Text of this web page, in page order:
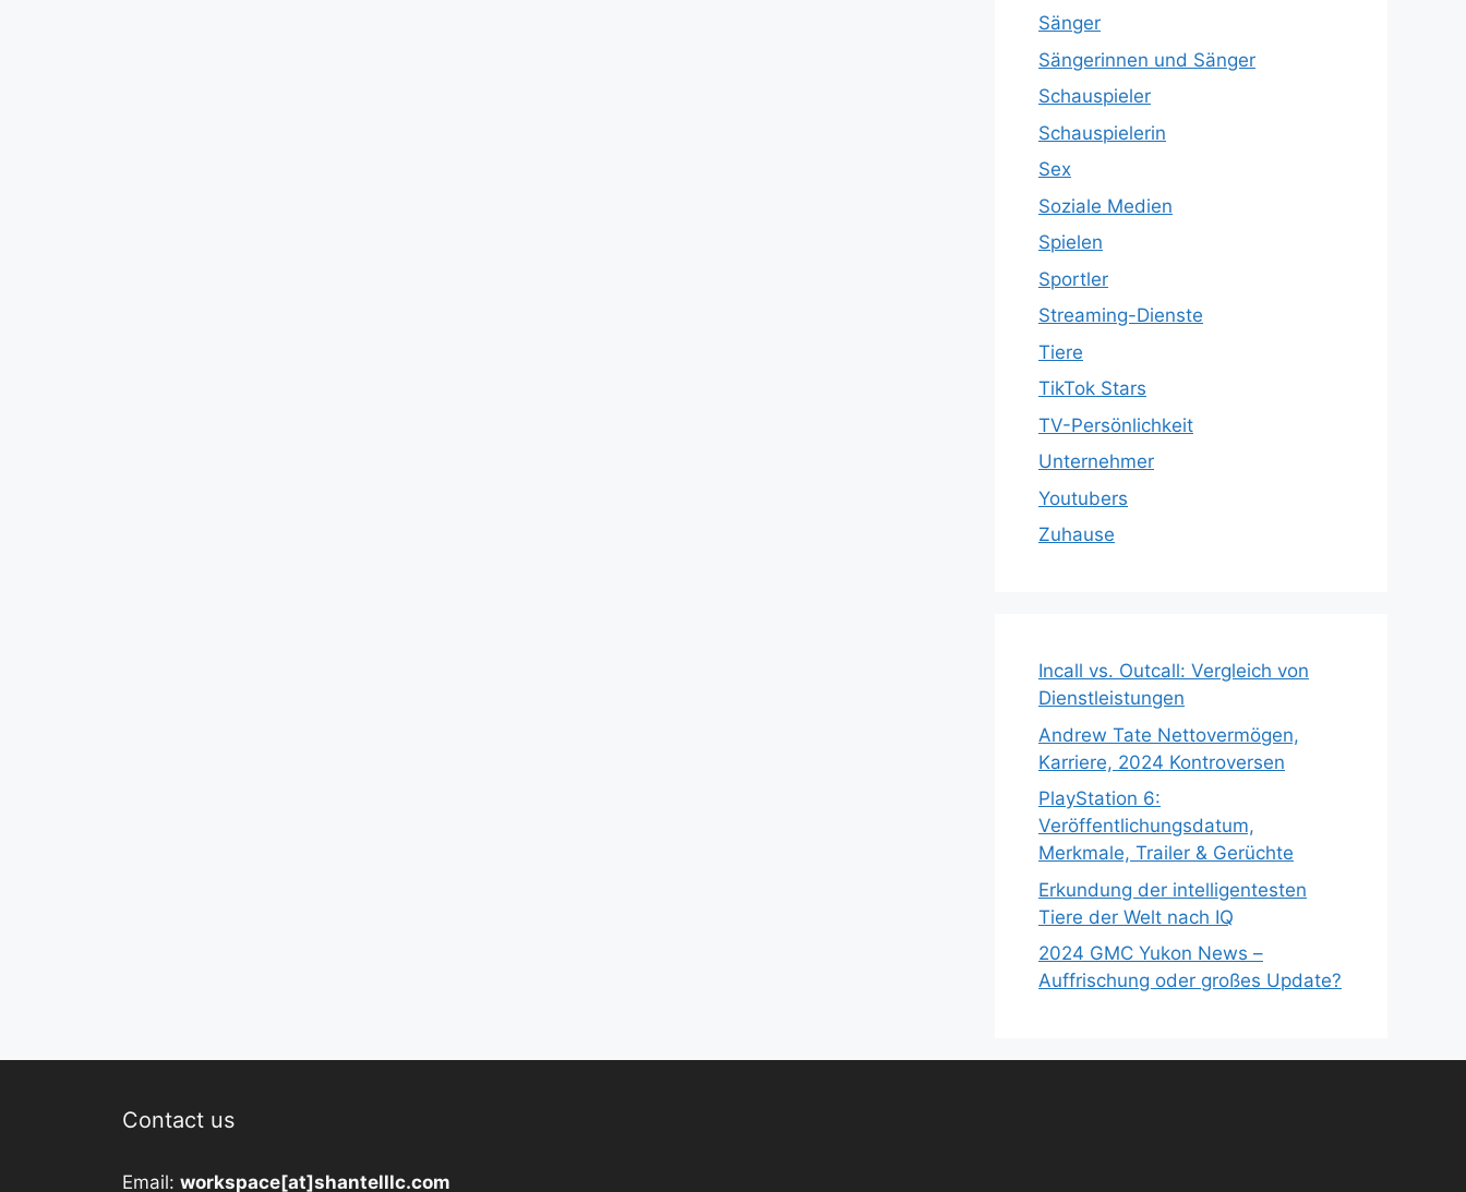
Sänger
Sängerinnen und Sänger
Schauspieler
Schauspielerin
Sex
Soziale Medien
Spielen
Sportler
Streaming-Dienste
Tiere
TikTok Stars
TV-Persönlichkeit
Unternehmer
Youtubers
Zuhause
Incall vs. Outcall: Vergleich von
Dienstleistungen
Andrew Tate Nettovermögen,
Karriere, 2024 Kontroversen
PlayStation 6:
Veröffentlichungsdatum,
Merkmale, Trailer & Gerüchte
Erkundung der intelligentesten
Tiere der Welt nach IQ
2024 GMC Yukon News –
Auffrischung oder großes Update?
Contact us
Email: workspace[at]shantelllc.com